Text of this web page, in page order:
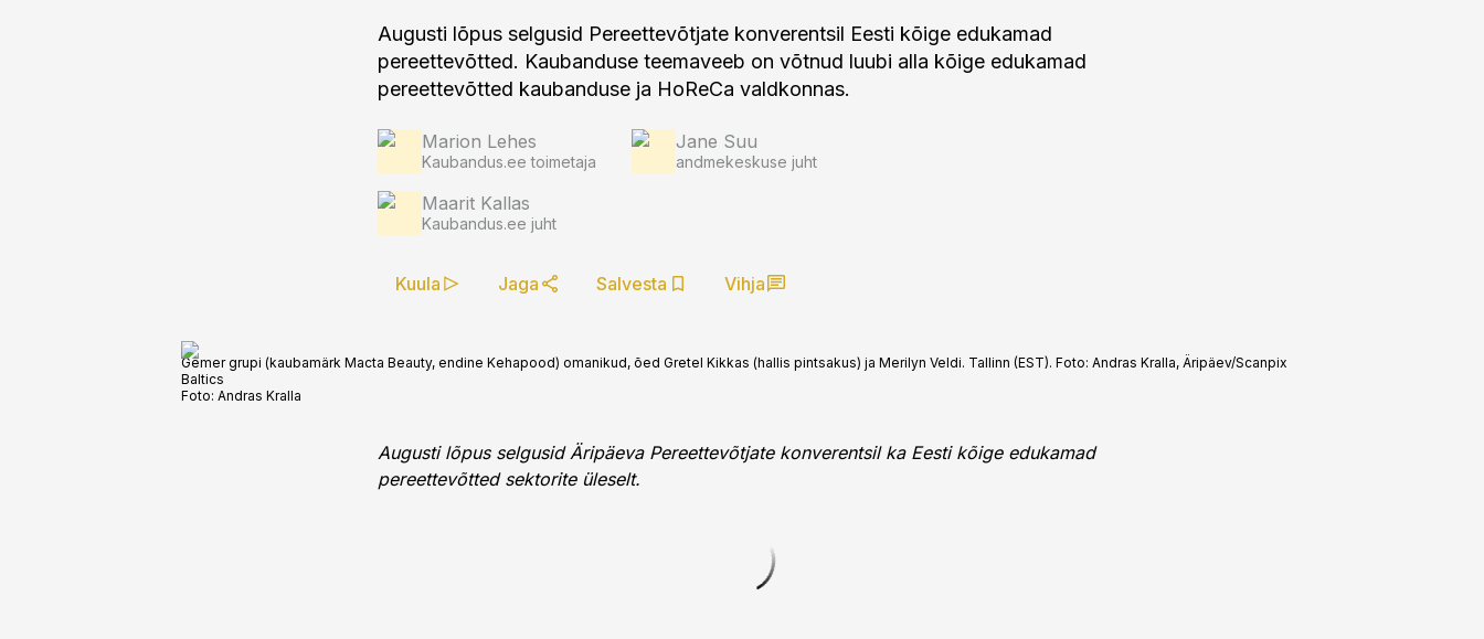
Augusti lõpus selgusid Pereettevõtjate konverentsil Eesti kõige edukamad
pereettevõtted. Kaubanduse teemaveeb on võtnud luubi alla kõige edukamad
pereettevõtted kaubanduse ja HoReCa valdkonnas.
Marion Lehes
Kaubandus.ee toimetaja
Jane Suu
andmekeskuse juht
Maarit Kallas
Kaubandus.ee juht
Kuula Jaga Salvesta Vihja
Gemer grupi (kaubamärk Macta Beauty, endine Kehapood) omanikud, õed Gretel Kikkas (hallis pintsakus) ja Merilyn Veldi. Tallinn (EST). Foto: Andras Kralla, Äripäev/Scanpix
Baltics
Foto: Andras Kralla
Augusti lõpus selgusid Äripäeva Pereettevõtjate konverentsil ka Eesti kõige edukamad
pereettevõtted sektorite üleselt.